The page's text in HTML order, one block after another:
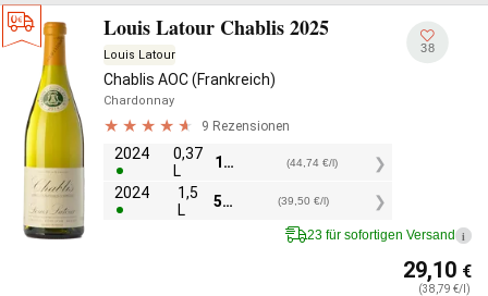
Louis Latour Chablis 2025
Louis Latour
Chablis AOC (Frankreich)
Chardonnay
9 Rezensionen
2024
0,37
L
16,55 (44,74 €/l)
2024
1,5
L
59,25 (39,50 €/l)
38
23 für sofortigen Versand i
29,10 €
(38,79 €/l)